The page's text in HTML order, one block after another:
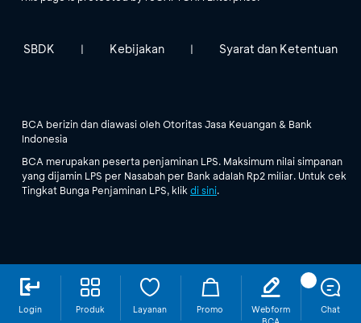
Login Produk Layanan Promo
Webform
Chat
SBDK | Kebijakan | Syarat dan Ketentuan
BCA berizin dan diawasi oleh Otoritas Jasa Keuangan & Bank
Indonesia
BCA merupakan peserta penjaminan LPS. Maksimum nilai simpanan
yang dijamin LPS per Nasabah per Bank adalah Rp2 miliar. Untuk cek
Tingkat Bunga Penjaminan LPS, klik di sini.